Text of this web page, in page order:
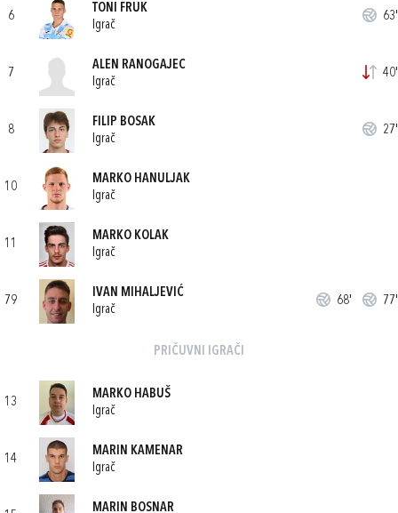
6
TONI FRUK
Igrač
63'
7
ALEN RANOGAJEC
Igrač
40'
8
FILIP BOSAK
Igrač
27'
10
MARKO HANULJAK
Igrač
11
MARKO KOLAK
Igrač
79
IVAN MIHALJEVIĆ
Igrač
68' 77'
PRIČUVNI IGRAČI
13
MARKO HABUŠ
Igrač
14
MARIN KAMENAR
Igrač
MARIN BOSNAR